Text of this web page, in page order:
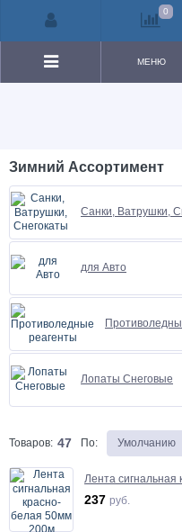
МЕНЮ
Зимний Ассортимент
Санки, Ватрушки,
для Авто
Лопаты Снеговые
Товаров: 47 По: Умолчанию
Лента
237 руб.
0